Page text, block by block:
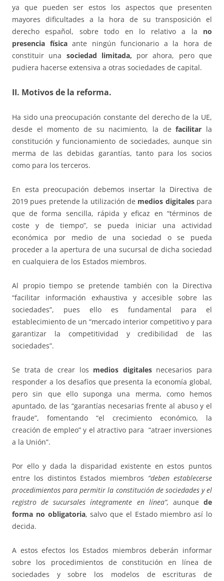
ya que pueden ser estos los aspectos que presenten
mayores dificultades a la hora de su transposición el
derecho español, sobre todo en lo relativo a la no
presencia físicaante ningún funcionario a la hora de
constituir una sociedad limitada, por ahora, pero que
pudiera hacerse extensiva a otras sociedades de capital.
II. Motivos de la reforma.
Ha sido una preocupación constante del derecho de la UE,
desde el momento de su nacimiento, la defacilitar la
constitución y funcionamiento de sociedades, aunque sin
merma de las debidas garantías, tanto para los socios
como para los terceros.
En esta preocupación debemos insertar la Directiva de
2019 pues pretende la utilización de medios digitalespara
que de forma sencilla, rápida y eficaz en “términos de
coste y de tiempo”, se pueda iniciar una actividad
económica por medio de una sociedad o se pueda
proceder a la apertura de una sucursal de dicha sociedad
en cualquiera de los Estados miembros.
Al propio tiempo se pretende también con la Directiva
“facilitar información exhaustiva y accesible sobre las
sociedades”, pues ello es fundamental para el
establecimiento de un “mercado interior competitivo y para
garantizar la competitividad y credibilidad de las
sociedades”.
Se trata de crear los medios digitalesnecesarios para
responder a los desafíos que presenta la economía global,
pero sin que ello suponga una merma, como hemos
apuntado, de las “garantías necesarias frente al abuso y el
fraude”, fomentando “el crecimiento económico, la
creación de empleo” y el atractivo para “atraer inversiones
a la Unión”.
Por ello y dada la disparidad existente en estos puntos
entre los distintos Estados miembros “deben establecerse
procedimientos para permitir la constitución de sociedades y el
registro de sucursales íntegramente en línea”, aunquede
forma no obligatoria, salvo que el Estado miembro así lo
decida.
A estos efectos los Estados miembros deberán informar
sobre los procedimientos de constitución en línea de
sociedades y sobre los modelos de escrituras de